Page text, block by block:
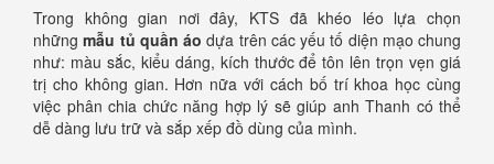
Trong không gian nơi đây, KTS đã khéo léo lựa chọn
nhữngmẫu tủ quần áo dựa trên các yếu tố diện mạo chung
như: màu sắc, kiểu dáng, kích thước để tôn lên trọn vẹn giá
trị cho không gian. Hơn nữa với cách bố trí khoa học cùng
việc phân chia chức năng hợp lý sẽ giúp anh Thanh có thể
dễ dàng lưu trữ và sắp xếp đồ dùng của mình.